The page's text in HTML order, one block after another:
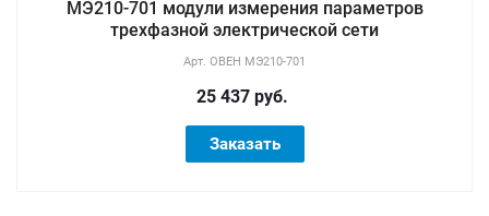
МЭ210-701 модули измерения параметров
трехфазной электрической сети
Арт. ОВЕН МЭ210-701
25 437 руб.
Заказать